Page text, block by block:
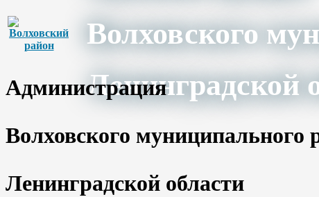
Волховского
Ленинградской
Администрация
Волховского муниципального
Ленинградской области